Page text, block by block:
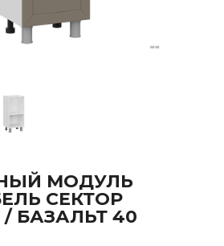
МОДУЛЬ
СЕКТОР
БАЗАЛЬТ 40